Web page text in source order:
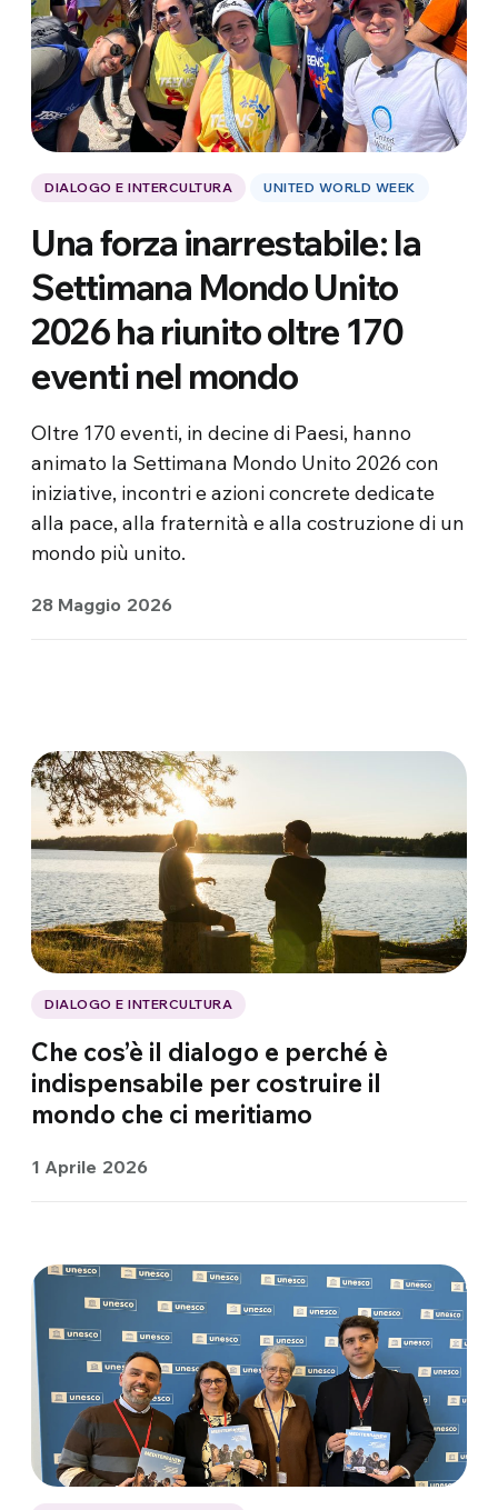
DIALOGO E INTERCULTURA UNITED WORLD WEEK
Una forza inarrestabile: la
Settimana Mondo Unito
2026 ha riunito oltre 170
eventi nel mondo
Oltre 170 eventi, in decine di Paesi, hanno
animato la Settimana Mondo Unito 2026 con
iniziative, incontri e azioni concrete dedicate
alla pace, alla fraternità e alla costruzione di un
mondo più unito.
28 Maggio 2026
DIALOGO E INTERCULTURA
Che cos’è il dialogo e perché è
indispensabile per costruire il
mondo che ci meritiamo
1 Aprile 2026